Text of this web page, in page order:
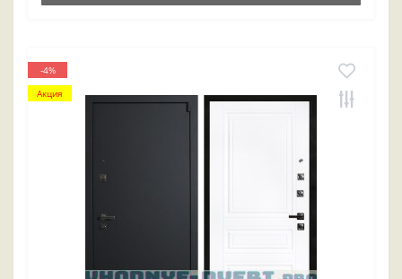
-4%
Акция